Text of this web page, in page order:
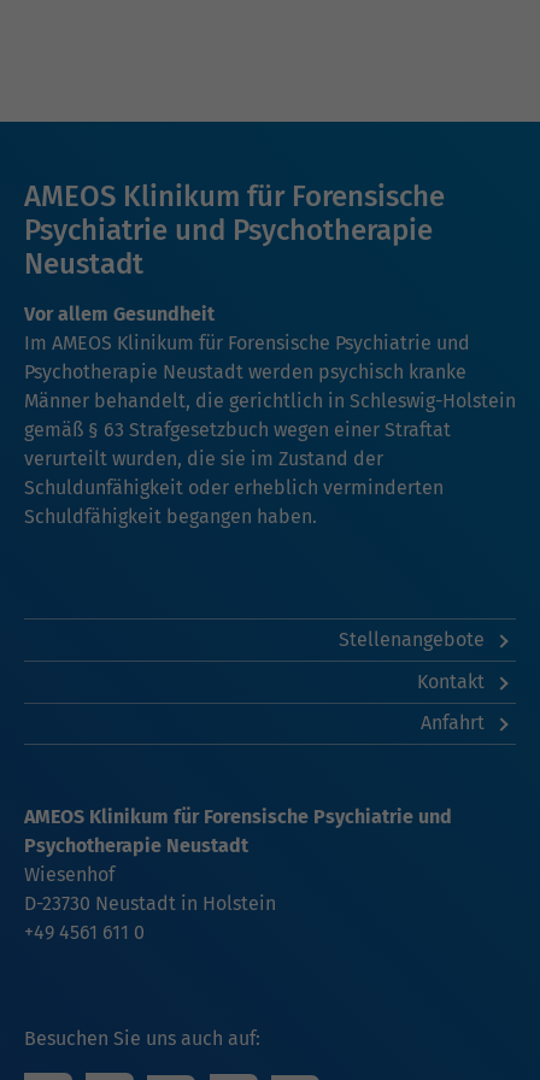
AMEOS Klinikum für Forensische
Psychiatrie und Psychotherapie
Neustadt
Vor allem Gesundheit
Im AMEOS Klinikum für Forensische Psychiatrie und
Psychotherapie Neustadt werden psychisch kranke
Männer behandelt, die gerichtlich in Schleswig-Holstein
gemäß § 63 Strafgesetzbuch wegen einer Straftat
verurteilt wurden, die sie im Zustand der
Schuldunfähigkeit oder erheblich verminderten
Schuldfähigkeit begangen haben.
Stellenangebote
Kontakt
Anfahrt
Besuchen Sie uns auch auf:
AMEOS Klinikum für Forensische Psychiatrie und
Psychotherapie Neustadt
Wiesenhof
D-23730 Neustadt in Holstein
+49 4561 611 0